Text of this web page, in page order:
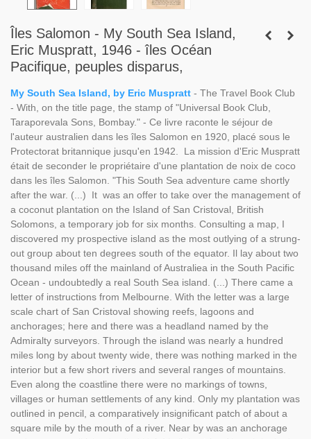
Îles Salomon - My South Sea Island,
Eric Muspratt, 1946 - îles Océan
Pacifique, peuples disparus,
My South Sea Island, by Eric Muspratt - The Travel Book Club
- With, on the title page, the stamp of "Universal Book Club,
Taraporevala Sons, Bombay." - Ce livre raconte le séjour de
l'auteur australien dans les îles Salomon en 1920, placé sous le
Protectorat britannique jusqu'en 1942. La mission d'Eric Muspratt
était de seconder le propriétaire d'une plantation de noix de coco
dans les îles Salomon. "This South Sea adventure came shortly
after the war. (...) It was an offer to take over the management of
a coconut plantation on the Island of San Cristoval, British
Solomons, a temporary job for six months. Consulting a map, I
discovered my prospective island as the most outlying of a strung-
out group about ten degrees south of the equator. Il lay about two
thousand miles off the mainland of Australiea in the South Pacific
Ocean - undoubtedly a real South Sea island. (...) There came a
letter of instructions from Melbourne. With the letter was a large
scale chart of San Cristoval showing reefs, lagoons and
anchorages; here and there was a headland named by the
Admiralty surveyors. Through the island was nearly a hundred
miles long by about twenty wide, there was nothing marked in the
interior but a few short rivers and several ranges of mountains.
Even along the coastline there were no markings of towns,
villages or human settlements of any kind. Only my plantation was
outlined in pencil, a comparatively insignificant patch of about a
square mile by the mouth of a river. Near by was an anchorage